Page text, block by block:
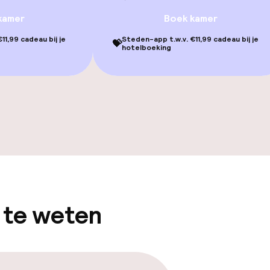
cadeau bij je
Boek kamer
💝Steden-app t.w.v. €11,99 cadeau bij je
hotelboeking
te weten